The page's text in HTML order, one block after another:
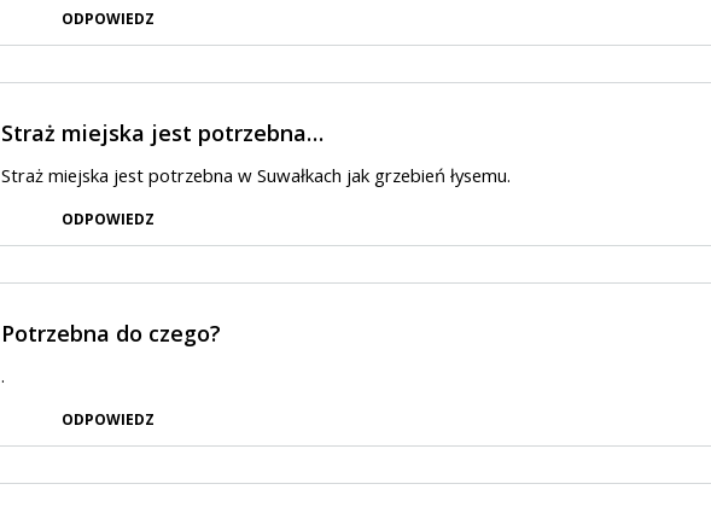
ODPOWIEDZ
Straż miejska jest potrzebna…
Straż miejska jest potrzebna w Suwałkach jak grzebień łysemu.
ODPOWIEDZ
Potrzebna do czego?
.
ODPOWIEDZ